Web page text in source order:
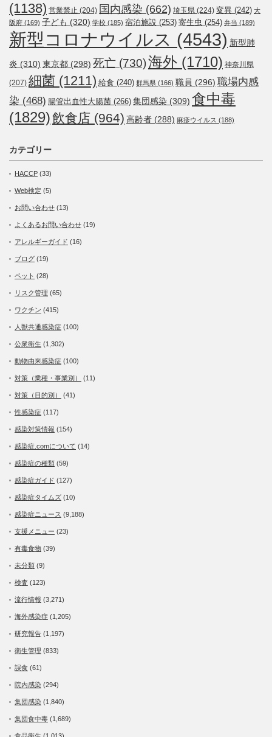
(1138) 営業禁止 (204) 国内感染 (662) 埼玉県 (224) 変異 (242) 大
阪府 (169) 子ども (320) 学校 (185) 宿泊施設 (253) 寄生虫 (254) 弁当 (189)
新型コロナウイルス (4543) 新型肺
炎 (310) 東京都 (298) 死亡 (730)海外 (1710) 神奈川県
(207) 細菌 (1211) 給食 (240) 群馬県 (166) 職員 (296) 職場内感
染 (468) 腸管出血性大腸菌 (266) 集団感染 (309) 食中毒
(1829)飲食店 (964) 高齢者 (288) 麻疹ウイルス (188)
カテゴリー
HACCP (33)
Web検定 (5)
お問い合わせ (13)
よくあるお問い合わせ (19)
アレルギーガイド (16)
ブログ (19)
ペット (28)
リスク管理 (65)
ワクチン (415)
人獣共通感染症 (100)
公衆衛生 (1,302)
動物由来感染症 (100)
対策（業種・事業別） (11)
対策（目的別） (41)
性感染症 (117)
感染対策情報 (154)
感染症.comについて (14)
感染症の種類 (59)
感染症ガイド (127)
感染症タイムズ (10)
感染症ニュース (9,188)
支援メニュー (23)
有毒食物 (39)
未分類 (9)
検査 (123)
流行情報 (3,271)
海外感染症 (1,205)
研究報告 (1,197)
衛生管理 (833)
誤食 (61)
院内感染 (294)
集団感染 (1,840)
集団食中毒 (1,689)